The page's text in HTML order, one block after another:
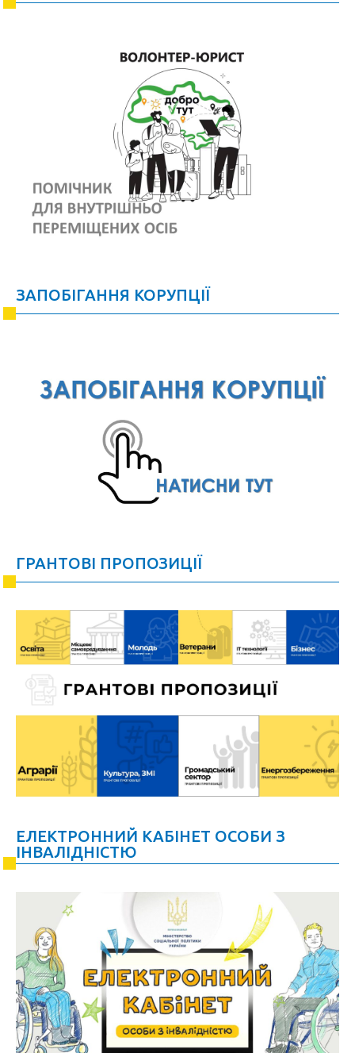
ЗАПОБІГАННЯ КОРУПЦІЇ
ГРАНТОВІ ПРОПОЗИЦІЇ
ЕЛЕКТРОННИЙ КАБІНЕТ ОСОБИ З
ІНВАЛІДНІСТЮ